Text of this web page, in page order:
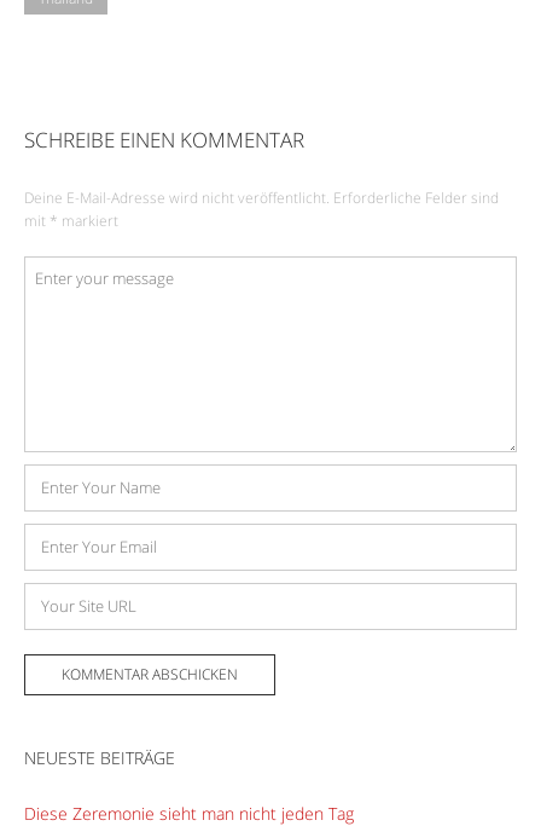
SCHREIBE EINEN KOMMENTAR
Deine E-Mail-Adresse wird nicht veröffentlicht. Erforderliche Felder sind
mit * markiert
Kommentar
Name
Mail-
Website
NEUESTE BEITRÄGE
Diese Zeremonie sieht man nicht jeden Tag